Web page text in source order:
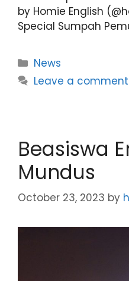
by Homie English
Special Sumpah
News
Leave a comment
Beasiswa
Mundus
October 23, 2023 by